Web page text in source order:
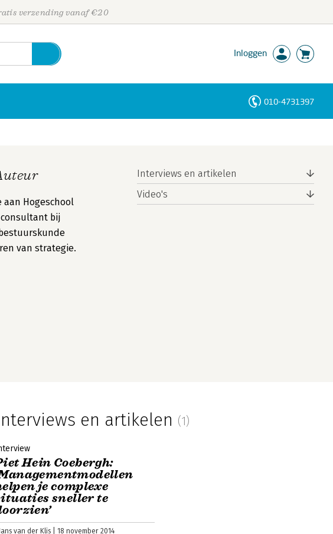
verzending vanaf €20
Inloggen
010-4731397
aan Hogeschool
bij
van strategie.
Interviews en artikelen
Video's
en artikelen (1)
Hein Coebergh:
je complexe
sneller te
van der Klis | 18 november 2014
Personen